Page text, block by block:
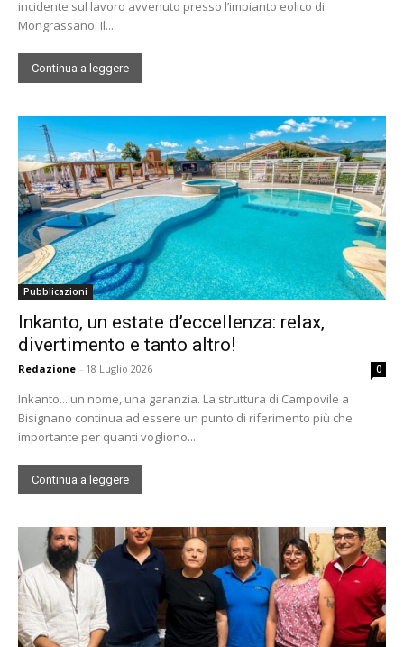
incidente sul lavoro avvenuto presso l’impianto eolico di
Mongrassano. Il...
Continua a leggere
Pubblicazioni
Inkanto, un estate d’eccellenza: relax,
divertimento e tanto altro!
Redazione - 18 Luglio 2026 0
Inkanto... un nome, una garanzia. La struttura di Campovile a
Bisignano continua ad essere un punto di riferimento più che
importante per quanti vogliono...
Continua a leggere